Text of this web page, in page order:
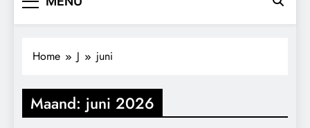
Home J juni
Maand: juni 2026
CONTROLE
GRONDRECHTEN
KLIMAATBEDROG
MACHT